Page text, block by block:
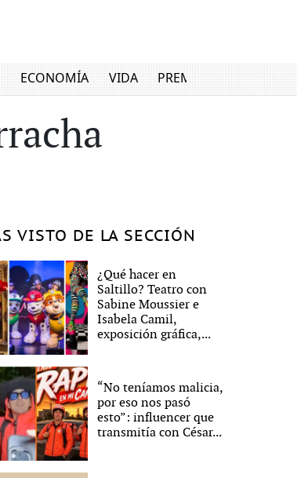
ECONOMÍA VIDA PREMIUM
VISTO DE LA SECCIÓN
¿Qué hacer en
Saltillo? Teatro con
Sabine Moussier e
Isabela Camil,
exposición gráfica,...
“No teníamos malicia,
por eso nos pasó
esto”: influencer que
transmitía con César...